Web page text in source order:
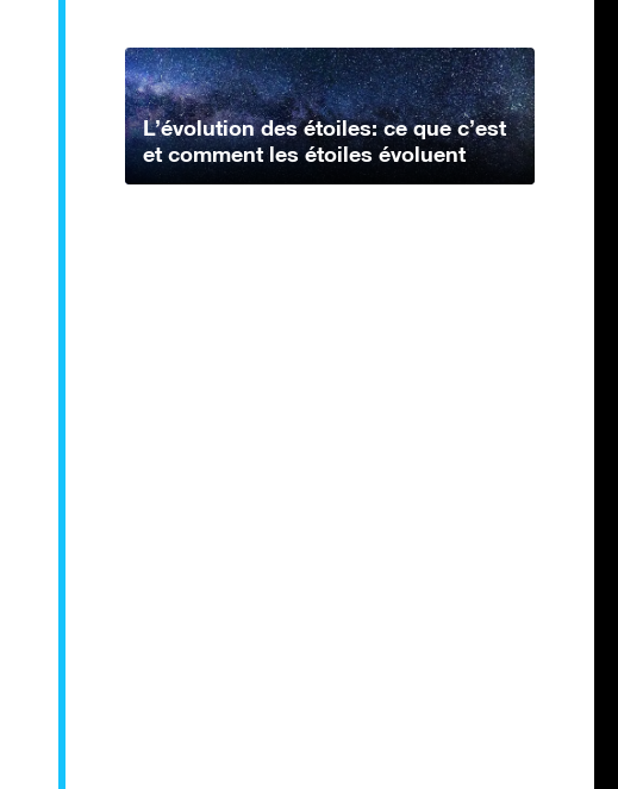
L’évolution des étoiles: ce que c’est
et comment les étoiles évoluent